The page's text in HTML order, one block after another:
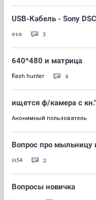
USB-Кабель - Sony
esa 3
640*480 и матрица
flash hunter 4
ищется ф/камера с
Анонимный пользователь
Вопрос про мыльницу
iii54 2
Вопросы новичка